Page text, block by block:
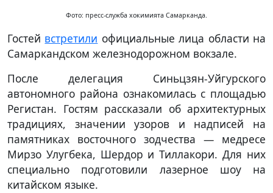
Фото: пресс-служба хокимията Самарканда.
Гостей встретили официальные лица области на
Самаркандском железнодорожном вокзале.
После делегация Синьцзян-Уйгурского
автономного района ознакомилась с площадью
Регистан. Гостям рассказали об архитектурных
традициях, значении узоров и надписей на
памятниках восточного зодчества — медресе
Мирзо Улугбека, Шердор и Тиллакори. Для них
специально подготовили лазерное шоу на
китайском языке.